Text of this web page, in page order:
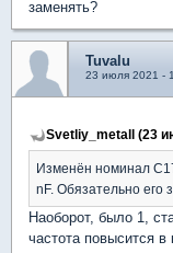
заменять?
Tuvalu
23 июля 2021 -
Svetliy_metall (23
Изменён номинал
nF. Обязательно его
Наоборот, было 1,
частота повысится